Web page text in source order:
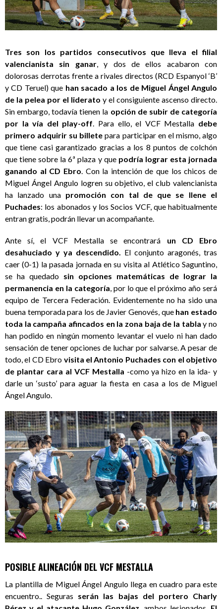
Tres son los partidos consecutivos que lleva el filial
valencianista sin ganar, y dos de ellos acabaron con
dolorosas derrotas frente a rivales directos (RCD Espanyol ‘B’
y CD Teruel) que han sacado a los de Miguel Ángel Angulo
de la pelea por el liderato y el consiguiente ascenso directo.
Sin embargo, todavía tienen la opción de subir de categoría
por la vía del play-off. Para ello, el VCF Mestalla debe
primero adquirir su billetepara participar en el mismo, algo
que tiene casi garantizado gracias a los 8 puntos de colchón
que tiene sobre la 6ª plaza y quepodría lograr esta jornada
ganando al CD Ebro. Con la intención de que los chicos de
Miguel Ángel Angulo logren su objetivo, el club valencianista
ha lanzado una promoción con tal de que se llene el
Puchades: los abonados y los Socios VCF, que habitualmente
entran gratis, podrán llevar un acompañante.
Ante sí, el VCF Mestalla se encontrará un CD Ebro
desahuciado y ya descendido. El conjunto aragonés, tras
caer (0-1) la pasada jornada en su visita al Atlético Saguntino,
se ha quedado sin opciones matemáticas de lograr la
permanencia en la categoría, por lo que el próximo año será
equipo de Tercera Federación. Evidentemente no ha sido una
buena temporada para los de Javier Genovés, que han estado
toda la campaña afincados en la zona baja de la tabla y no
han podido en ningún momento levantar el vuelo ni han dado
sensación de tener opciones de luchar por salvarse. A pesar de
todo, el CD Ebro visita el Antonio Puchades con el objetivo
de plantar cara al VCF Mestalla -como ya hizo en la ida- y
darle un ‘susto’ para aguar la fiesta en casa a los de Miguel
Ángel Angulo.
POSIBLE ALINEACIÓN DEL VCF MESTALLA
La plantilla de Miguel Ángel Angulo llega en cuadro para este
encuentro.. Seguras serán las bajas del portero Charly